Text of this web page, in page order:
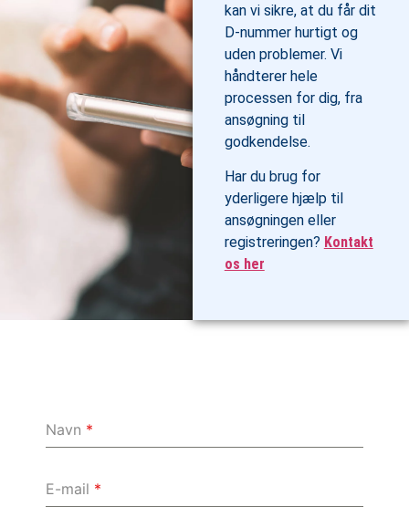
kan vi sikre, at du får dit
D-nummer hurtigt og
uden problemer. Vi
håndterer hele
processen for dig, fra
ansøgning til
godkendelse.
Har du brug for
yderligere hjælp til
ansøgningen eller
registreringen? Kontakt
os her
Navn *
E-mail *